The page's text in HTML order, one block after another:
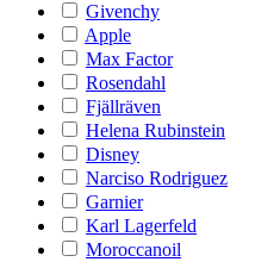
Givenchy
Apple
Max Factor
Rosendahl
Fjällräven
Helena Rubinstein
Disney
Narciso Rodriguez
Garnier
Karl Lagerfeld
Moroccanoil